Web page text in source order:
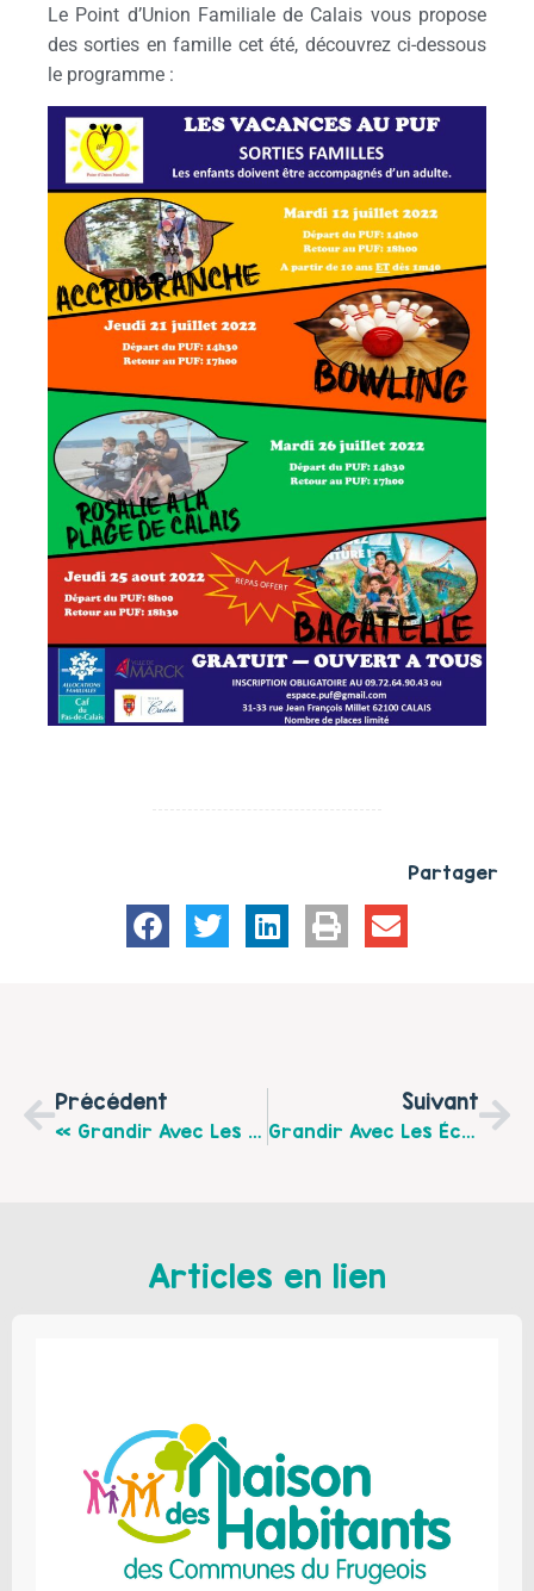
Le Point d’Union Familiale de Calais vous propose
des sorties en famille cet été, découvrez ci-dessous
le programme :
Partager
Précédent
« Grandir Avec Les Écrans », La CCRA Vous Invite Le Mercredi 28 Septembre À L’écopôle Alimentaire De Vieille Eglise
Suivant
Grandir Avec Les Écrans : Mercredi 28 Septembre À L’Ecopôle Alimentaire À Vieille-Eglise. Découvrez Le Programme…
Articles en lien